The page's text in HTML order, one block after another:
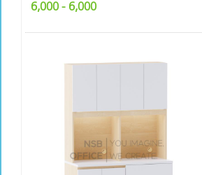
6,000- 6,000